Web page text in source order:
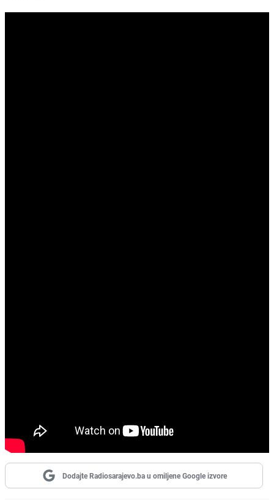
Dodajte Radiosarajevo.ba u omiljene Google izvore